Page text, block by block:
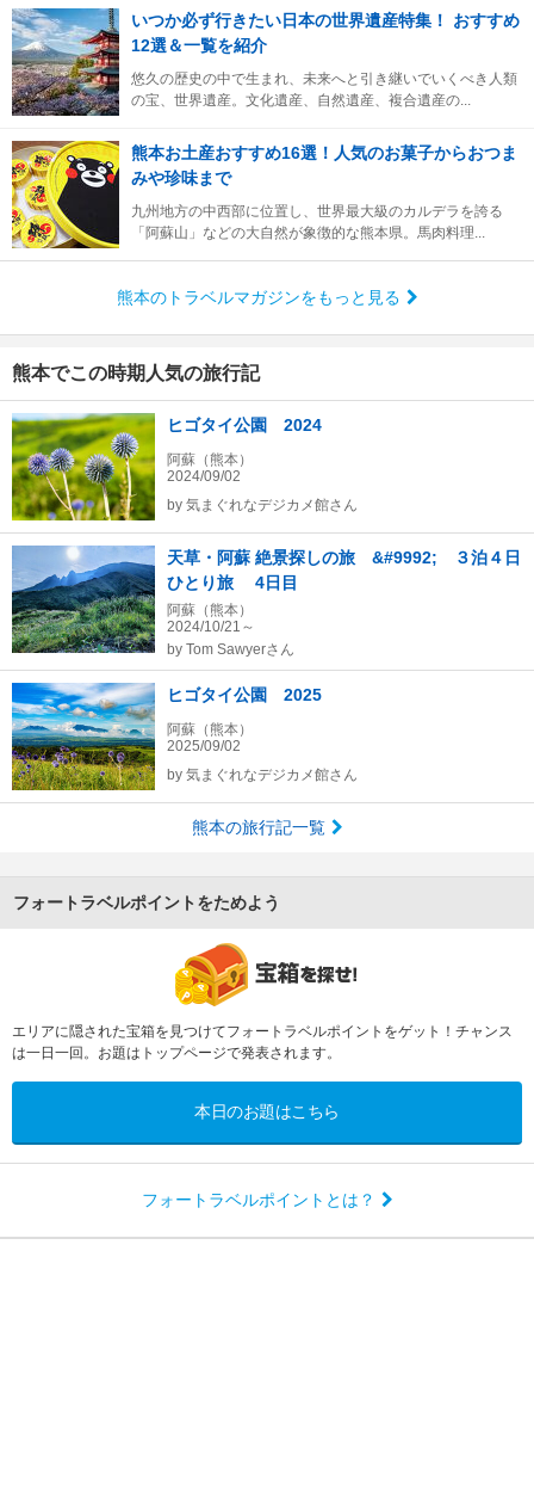
いつか必ず行きたい日本の世界遺産特集！ おすすめ
12選＆一覧を紹介
悠久の歴史の中で生まれ、未来へと引き継いでいくべき人類
の宝、世界遺産。文化遺産、自然遺産、複合遺産の...
熊本お土産おすすめ16選！人気のお菓子からおつま
みや珍味まで
九州地方の中西部に位置し、世界最大級のカルデラを誇る
「阿蘇山」などの大自然が象徴的な熊本県。馬肉料理...
熊本のトラベルマガジンをもっと見る
熊本でこの時期人気の旅行記
ヒゴタイ公園 2024
阿蘇（熊本）
2024/09/02
by 気まぐれなデジカメ館さん
天草・阿蘇 絶景探しの旅 &#9992; ３泊４日
ひとり旅 4日目
阿蘇（熊本）
2024/10/21～
by Tom Sawyerさん
ヒゴタイ公園 2025
阿蘇（熊本）
2025/09/02
by 気まぐれなデジカメ館さん
熊本の旅行記一覧
フォートラベルポイントをためよう
エリアに隠された宝箱を見つけてフォートラベルポイントをゲット！チャンス
は一日一回。お題はトップページで発表されます。
本日のお題はこちら
フォートラベルポイントとは？